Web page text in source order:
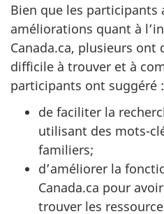
Bien que les participants
améliorations quant à
Canada.ca, plusieurs ont
difficile à trouver et à
participants ont suggéré :
de faciliter la
utilisant des mots-
familiers;
d’améliorer la
Canada.ca pour
trouver les